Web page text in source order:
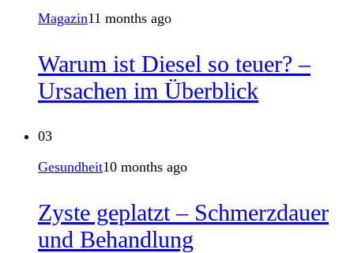
Magazin11 months ago
Warum ist Diesel so teuer? –
Ursachen im Überblick
03
Gesundheit10 months ago
Zyste geplatzt – Schmerzdauer
und Behandlung